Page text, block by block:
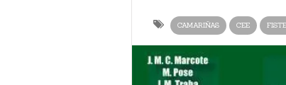
CAMARIÑAS CEE